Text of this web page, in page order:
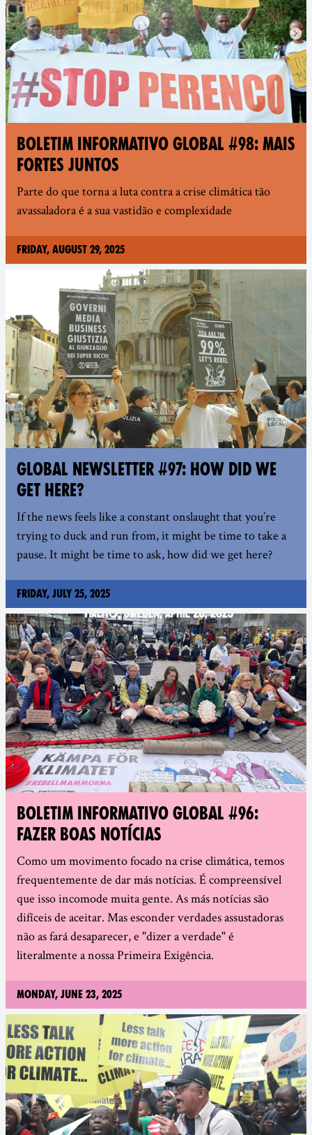
BOLETIM INFORMATIVO GLOBAL #98: MAIS
FORTES JUNTOS
Parte do que torna a luta contra a crise climática tão
avassaladora é a sua vastidão e complexidade
Friday, August 29, 2025
GLOBAL NEWSLETTER #97: HOW DID WE
GET HERE?
If the news feels like a constant onslaught that you’re
trying to duck and run from, it might be time to take a
pause. It might be time to ask, how did we get here?
Friday, July 25, 2025
BOLETIM INFORMATIVO GLOBAL #96:
FAZER BOAS NOTÍCIAS
Como um movimento focado na crise climática, temos
frequentemente de dar más notícias. É compreensível
que isso incomode muita gente. As más notícias são
difíceis de aceitar. Mas esconder verdades assustadoras
não as fará desaparecer, e "dizer a verdade" é
literalmente a nossa Primeira Exigência.
Monday, June 23, 2025